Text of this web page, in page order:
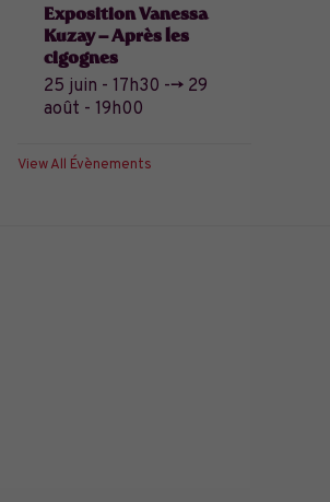
Exposition Vanessa
Kuzay – Après les
cigognes
25 juin - 17h30 --> 29
août - 19h00
View All Évènements